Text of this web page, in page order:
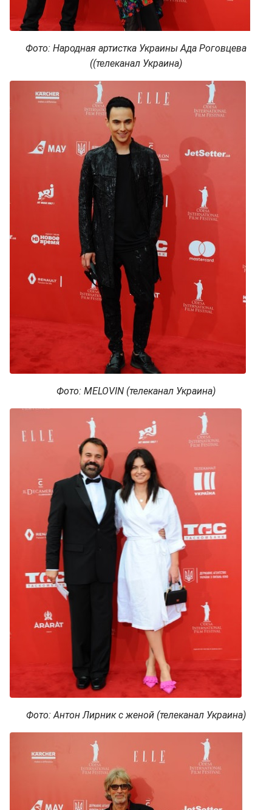
Фото: Народная артистка Украины Ада Роговцева
((телеканал Украина)
Фото: MELOVIN (телеканал Украина)
Фото: Антон Лирник с женой (телеканал Украина)